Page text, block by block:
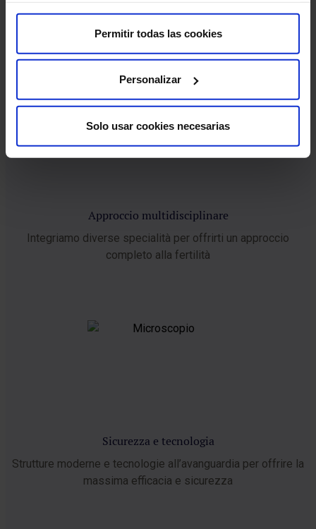
Permitir todas las cookies
Personalizar
Solo usar cookies necesarias
Professionisti altamente qualificati e impegnati nel tuo
benessere
Approccio multidisciplinare
Integriamo diverse specialità per offrirti un approccio
completo alla fertilità
Sicurezza e tecnologia
Strutture moderne e tecnologie all’avanguardia per offrire la
massima efficacia e sicurezza